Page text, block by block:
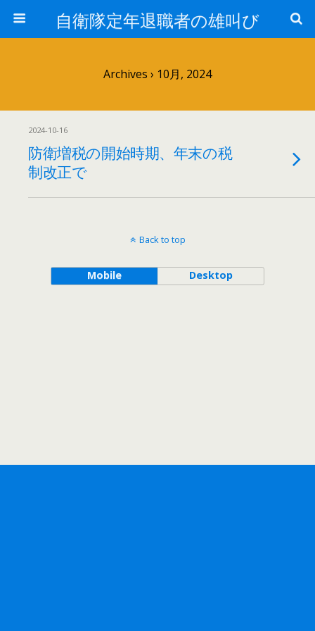
自衛隊定年退職者の雄叫び
Archives › 10月, 2024
2024-10-16
防衛増税の開始時期、年末の税
制改正で
Back to top
Mobile Desktop